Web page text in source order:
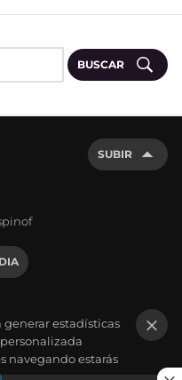
BUSCAR
SUBIR
generar estadísticas
navegando estarás